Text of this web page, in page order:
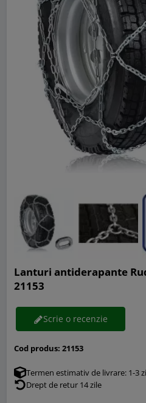
Lanturi antiderapante Rud
21153
Scrie o recenzie
Cod produs: 21153
Termen estimativ de livrare: 1-3
Drept de retur 14 zile